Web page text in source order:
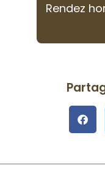
Rendez